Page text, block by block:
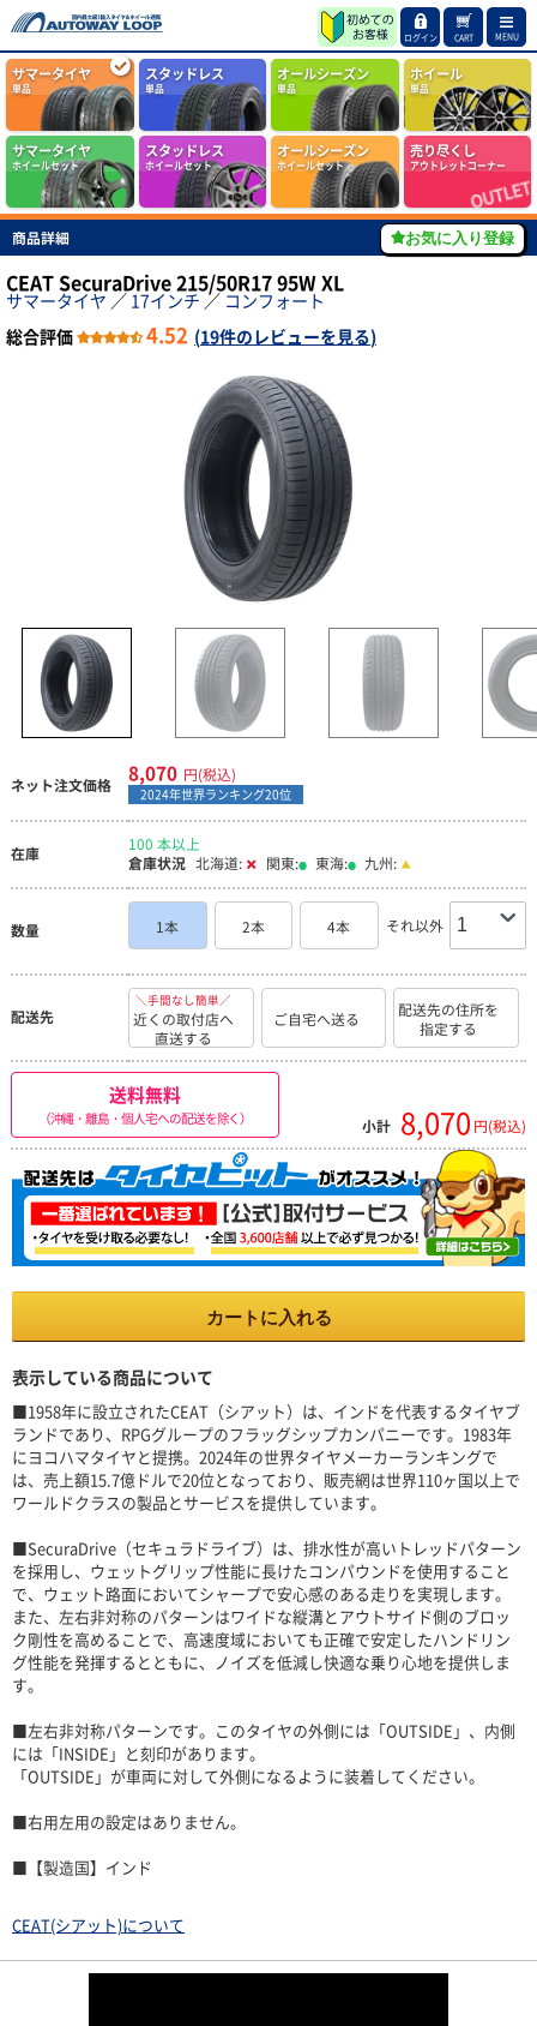
ログイン CART MENU
サマータイヤ
単品
スタッドレス
単品
オールシーズン
単品
ホイール
単品
サマータイヤ
ホイールセット
スタッドレス
ホイールセット
オールシーズン
ホイールセット
売り尽くし
アウトレットコーナー
商品詳細 お気に入り登録
CEAT SecuraDrive 215/50R17 95W XL
サマータイヤ ／ 17インチ ／ コンフォート
総合評価
4.52 (19件のレビューを見る)
ネット注文価格 8,070 円(税込)
2024年世界ランキング20位
在庫
100 本以上
倉庫状況 北海道: 関東: 東海: 九州:
数量 1本 2本 4本 それ以外
配送先
＼手間なし簡単／
近くの取付店へ
直送する
ご自宅へ送る
配送先の住所を
指定する
送料無料
（沖縄・離島・個人宅への配送を除く） 小計 8,070 円(税込)
カートに入れる
表示している商品について
■1958年に設立されたCEAT（シアット）は、インドを代表するタイヤブ
ランドであり、RPGグループのフラッグシップカンパニーです。1983年
にヨコハマタイヤと提携。2024年の世界タイヤメーカーランキングで
は、売上額15.7億ドルで20位となっており、販売網は世界110ヶ国以上で
ワールドクラスの製品とサービスを提供しています。
■SecuraDrive（セキュラドライブ）は、排水性が高いトレッドパターン
を採用し、ウェットグリップ性能に長けたコンパウンドを使用すること
で、ウェット路面においてシャープで安心感のある走りを実現します。
また、左右非対称のパターンはワイドな縦溝とアウトサイド側のブロッ
ク剛性を高めることで、高速度域においても正確で安定したハンドリン
グ性能を発揮するとともに、ノイズを低減し快適な乗り心地を提供しま
す。
■左右非対称パターンです。このタイヤの外側には「OUTSIDE」、内側
には「INSIDE」と刻印があります。
「OUTSIDE」が車両に対して外側になるように装着してください。
■右用左用の設定はありません。
■【製造国】インド
CEAT(シアット)について